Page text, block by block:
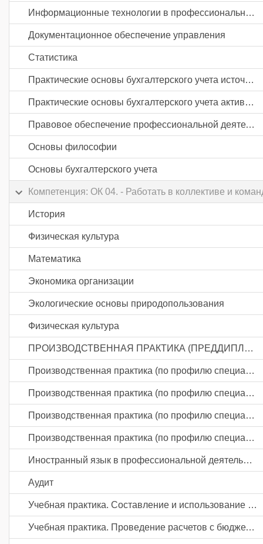
Информационные технологии в профессиональной деятельности
Документационное обеспечение управления
Статистика
Практические основы бухгалтерского учета источников формирования активов организации
Практические основы бухгалтерского учета активов организации
Правовое обеспечение профессиональной деятельности
Основы философии
Основы бухгалтерского учета
Компетенция: ОК 04. - Работать в коллективе и
История
Физическая культура
Математика
Экономика организации
Экологические основы природопользования
Физическая культура
ПРОИЗВОДСТВЕННАЯ ПРАКТИКА (ПРЕДДИПЛОМНАЯ)
Производственная практика (по профилю специальности). Составление и использование бухгалтерской (финансовой) отчетности
Производственная практика (по профилю специальности). Проведение расчетов с бюджетом и внебюджетными фондами
Производственная практика (по профилю специальности). Документирование хозяйственных операций и ведение бухгалтерского учета активов организации
Производственная практика (по профилю специальности). Ведение бухгалтерского учета источников формирования активов, выполнение работ по инвентаризации активов и финансовых обязательств организации
Иностранный язык в профессиональной деятельности
Аудит
Учебная практика. Составление и использование бухгалтерской (финансовой) отчетности
Учебная практика. Проведение расчетов с бюджетом и внебюджетными фондами